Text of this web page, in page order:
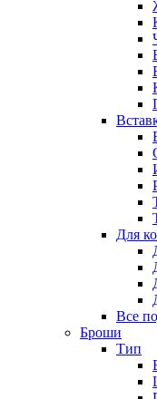
Для
Все
Броши
Тип